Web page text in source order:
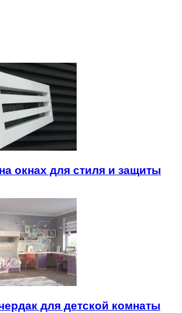
окнах для стиля и защиты
для детской комнаты